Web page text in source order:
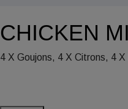
CHICKEN
4 X Goujons, 4 X Citrons, 4